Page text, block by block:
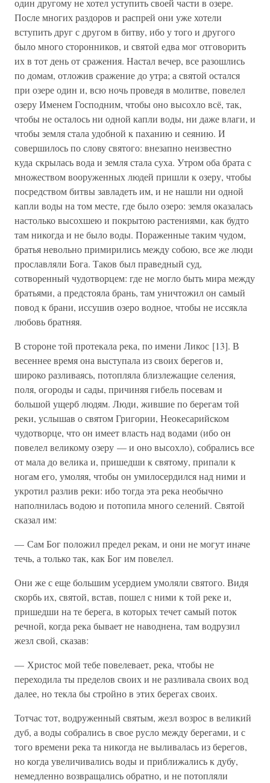
один другому не хотел уступить своей части в озере.
После многих раздоров и распрей они уже хотели
вступить друг с другом в битву, ибо у того и другого
было много сторонников, и святой едва мог отговорить
их в тот день от сражения. Настал вечер, все разошлись
по домам, отложив сражение до утра; а святой остался
при озере один и, всю ночь проведя в молитве, повелел
озеру Именем Господним, чтобы оно высохло всё, так,
чтобы не осталось ни одной капли воды, ни даже влаги, и
чтобы земля стала удобной к паханию и сеянию. И
совершилось по слову святого: внезапно неизвестно
куда скрылась вода и земля стала суха. Утром оба брата с
множеством вооруженных людей пришли к озеру, чтобы
посредством битвы завладеть им, и не нашли ни одной
капли воды на том месте, где было озеро: земля оказалась
настолько высохшею и покрытою растениями, как будто
там никогда и не было воды. Пораженные таким чудом,
братья невольно примирились между собою, все же люди
прославляли Бога. Таков был праведный суд,
сотворенный чудотворцем: где не могло быть мира между
братьями, а предстояла брань, там уничтожил он самый
повод к брани, иссушив озеро водное, чтобы не иссякла
любовь братняя.
В стороне той протекала река, по имени Ликос [13]. В
весеннее время она выступала из своих берегов и,
широко разливаясь, потопляла близлежащие селения,
поля, огороды и сады, причиняя гибель посевам и
большой ущерб людям. Люди, жившие по берегам той
реки, услышав о святом Григории, Неокесарийском
чудотворце, что он имеет власть над водами (ибо он
повелел великому озеру — и оно высохло), собрались все
от мала до велика и, пришедши к святому, припали к
ногам его, умоляя, чтобы он умилосердился над ними и
укротил разлив реки: ибо тогда эта река необычно
наполнилась водою и потопила много селений. Святой
сказал им:
— Сам Бог положил предел рекам, и они не могут иначе
течь, а только так, как Бог им повелел.
Они же с еще большим усердием умоляли святого. Видя
скорбь их, святой, встав, пошел с ними к той реке и,
пришедши на те берега, в которых течет самый поток
речной, когда река бывает не наводнена, там водрузил
жезл свой, сказав:
— Христос мой тебе повелевает, река, чтобы не
переходила ты пределов своих и не разливала своих вод
далее, но текла бы стройно в этих берегах своих.
Тотчас тот, водруженный святым, жезл возрос в великий
дуб, а воды собрались в свое русло между берегами, и с
того времени река та никогда не выливалась из берегов,
но когда увеличивались воды и приближались к дубу,
немедленно возвращались обратно, и не потопляли